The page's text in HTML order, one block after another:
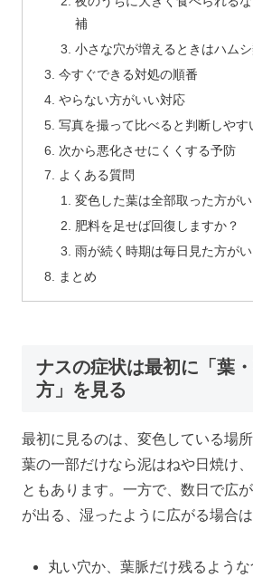
補
小さな穴が増えるときはハム
今すぐできる対処の順番
やらない方がいい対応
写真を撮って比べると判断しやす
次から悪化させにくくする予防
よくある質問
変色した葉は全部取った方が
肥料を足せば回復しますか？
雨が続く時期は毎日見た方が
まとめ
ナスの症状は最初に「葉
方」を見る
最初に見るのは、変色している場
葉の一部だけなら泥はねや日焼け
ともあります。一方で、数日で広
が出る、湿ったように広がる場合
丸い穴か、葉脈だけ残るよう